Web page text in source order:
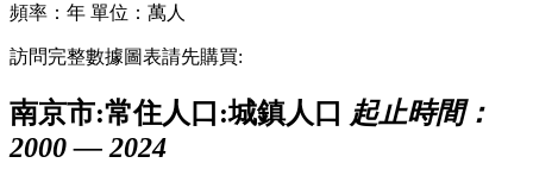
頻率：年 單位：萬人
訪問完整數據圖表請先購買:
南京市:常住人口:城鎮人口 起止時間：
2000 — 2024